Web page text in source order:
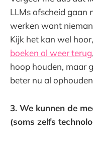
LLMs afscheid gaan
werken want
Kijk het kan wel
boeken al weer terug
hoop houden, maar
beter nu al
3. We kunnen de
(soms zelfs